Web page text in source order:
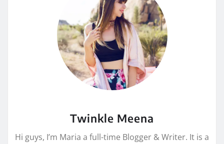
Twinkle Meena
Hi guys, I’m Maria a full-time Blogger & Writer. It is a